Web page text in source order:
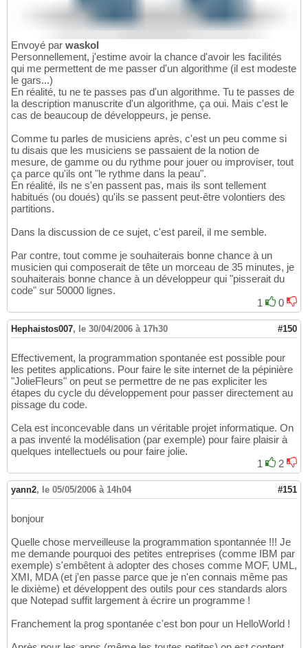
Envoyé par waskol
Personnellement, j'estime avoir la chance d'avoir les facilités
qui me permettent de me passer d'un algorithme (il est modeste
le gars...)
En réalité, tu ne te passes pas d'un algorithme. Tu te passes de
la description manuscrite d'un algorithme, ça oui. Mais c'est le
cas de beaucoup de développeurs, je pense.
Comme tu parles de musiciens après, c'est un peu comme si
tu disais que les musiciens se passaient de la notion de
mesure, de gamme ou du rythme pour jouer ou improviser, tout
ça parce qu'ils ont "le rythme dans la peau".
En réalité, ils ne s'en passent pas, mais ils sont tellement
habitués (ou doués) qu'ils se passent peut-être volontiers des
partitions.
Dans la discussion de ce sujet, c'est pareil, il me semble.
Par contre, tout comme je souhaiterais bonne chance à un
musicien qui composerait de tête un morceau de 35 minutes, je
souhaiterais bonne chance à un développeur qui "pisserait du
code" sur 50000 lignes.
1
0
Hephaistos007, le 30/04/2006 à 17h30 #150
Effectivement, la programmation spontanée est possible pour
les petites applications. Pour faire le site internet de la pépinière
"JolieFleurs" on peut se permettre de ne pas expliciter les
étapes du cycle du développement pour passer directement au
pissage du code.
Cela est inconcevable dans un véritable projet informatique. On
a pas inventé la modélisation (par exemple) pour faire plaisir à
quelques intellectuels ou pour faire jolie.
1
2
yann2, le 05/05/2006 à 14h04 #151
bonjour
Quelle chose merveilleuse la programmation spontannée !!! Je
me demande pourquoi des petites entreprises (comme IBM par
exemple) s'embêtent à adopter des choses comme MOF, UML,
XMI, MDA (et j'en passe parce que je n'en connais même pas
le dixième) et développent des outils pour ces standards alors
que Notepad suffit largement à écrire un programme !
Franchement la prog spontanée c'est bon pour un HelloWorld !